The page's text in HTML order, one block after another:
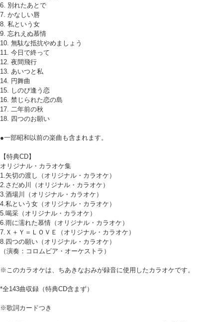
6. 別れたあとで
7. かなしい唇
8. 私という女
9. 忘れえぬ慕情
10. 無駄な抵抗やめましょう
11. 今日で終って
12. 夜間飛行
13. あいつと私
14. 円舞曲
15. しのび逢う恋
16. 禁じられた恋の島
17. 二年前の秋
18. 四つのお願い
●一部昭和以前の楽曲も含まれます。
【特典CD】
オリジナル・カラオケ集
1.矢切の渡し（オリジナル・カラオケ）
2.さだめ川（オリジナル・カラオケ）
3.酒場川（オリジナル・カラオケ）
4.私という女（オリジナル・カラオケ）
5.喝采（オリジナル・カラオケ）
6.雨に濡れた慕情（オリジナル・カラオケ）
7.Ｘ＋Ｙ＝ＬＯＶＥ（オリジナル・カラオケ）
8.四つの願い（オリジナル・カラオケ）
（演奏：コロムビア・オーケストラ）
※このカラオケは、ちあきなおみが録音に使用したカラオケです。
*全143曲収録（特典CD含まず）
※歌詞カードつき